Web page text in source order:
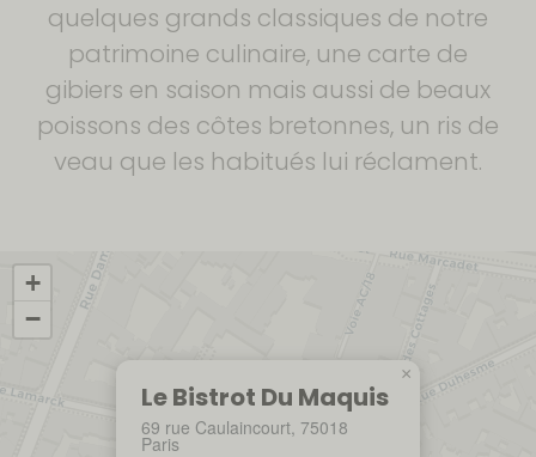
quelques grands classiques de notre
patrimoine culinaire, une carte de
gibiers en saison mais aussi de beaux
poissons des côtes bretonnes, un ris de
veau que les habitués lui réclament.
Le Bistrot Du Maquis
69 rue Caulaincourt, 75018
Paris
×
+
−